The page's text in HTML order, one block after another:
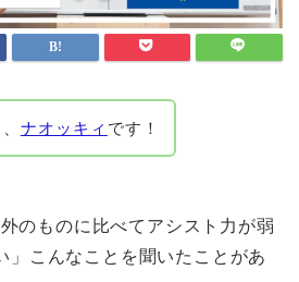
ナオッキィ です！
のものに比べてアシスト力が弱
」こんなことを聞いたことがあ